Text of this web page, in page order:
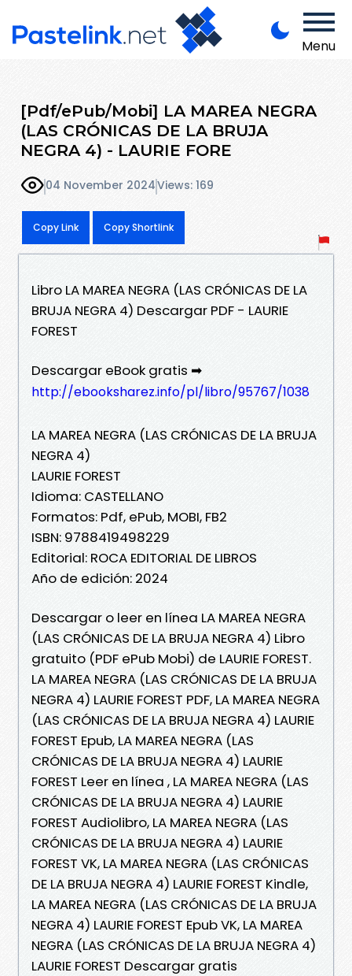
Menu
[Pdf/ePub/Mobi] LA MAREA NEGRA
(LAS CRÓNICAS DE LA BRUJA
NEGRA 4) - LAURIE FORE
04 November 2024Views: 169
Copy Link Copy Shortlink
Libro LA MAREA NEGRA (LAS CRÓNICAS DE LA
BRUJA NEGRA 4) Descargar PDF - LAURIE
FOREST
Descargar eBook gratis ➡
http://ebooksharez.info/pl/libro/95767/1038
LA MAREA NEGRA (LAS CRÓNICAS DE LA BRUJA
NEGRA 4)
LAURIE FOREST
Idioma: CASTELLANO
Formatos: Pdf, ePub, MOBI, FB2
ISBN: 9788419498229
Editorial: ROCA EDITORIAL DE LIBROS
Año de edición: 2024
Descargar o leer en línea LA MAREA NEGRA
(LAS CRÓNICAS DE LA BRUJA NEGRA 4) Libro
gratuito (PDF ePub Mobi) de LAURIE FOREST.
LA MAREA NEGRA (LAS CRÓNICAS DE LA BRUJA
NEGRA 4) LAURIE FOREST PDF, LA MAREA NEGRA
(LAS CRÓNICAS DE LA BRUJA NEGRA 4) LAURIE
FOREST Epub, LA MAREA NEGRA (LAS
CRÓNICAS DE LA BRUJA NEGRA 4) LAURIE
FOREST Leer en línea , LA MAREA NEGRA (LAS
CRÓNICAS DE LA BRUJA NEGRA 4) LAURIE
FOREST Audiolibro, LA MAREA NEGRA (LAS
CRÓNICAS DE LA BRUJA NEGRA 4) LAURIE
FOREST VK, LA MAREA NEGRA (LAS CRÓNICAS
DE LA BRUJA NEGRA 4) LAURIE FOREST Kindle,
LA MAREA NEGRA (LAS CRÓNICAS DE LA BRUJA
NEGRA 4) LAURIE FOREST Epub VK, LA MAREA
NEGRA (LAS CRÓNICAS DE LA BRUJA NEGRA 4)
LAURIE FOREST Descargar gratis